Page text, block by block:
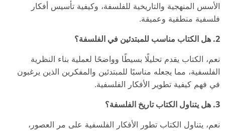
الأسس المنهجية والتاريخية للفلسفة، وكيفية تأسيس أفكار
فلسفية منطقية وعميقة.
2. هل الكتاب مناسب للمبتدئين في الفلسفة؟
نعم، الكتاب يقدم تحليلًا بسيطًا وواضحًا لعملية بناء النظرية
الفلسفية، مما يجعله مناسبًا للمبتدئين والمفكرين الذين يرغبون
في فهم كيفية تطوير الأفكار الفلسفية.
3. هل يتناول الكتاب تاريخ الفلسفة؟
نعم، يتناول الكتاب تطور الأفكار الفلسفية على مر العصور،